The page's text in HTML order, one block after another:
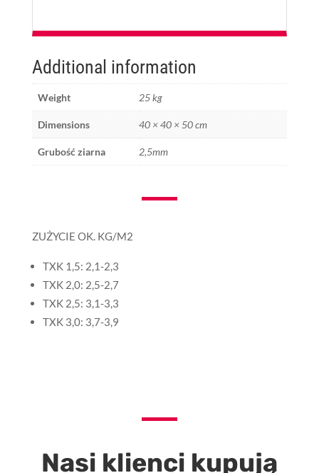
Additional information
Weight 25 kg
Dimensions 40 × 40 × 50 cm
Grubość ziarna 2,5mm
ZUŻYCIE OK. KG/M2
TXK 1,5: 2,1-2,3
TXK 2,0: 2,5-2,7
TXK 2,5: 3,1-3,3
TXK 3,0: 3,7-3,9
Nasi klienci kupują